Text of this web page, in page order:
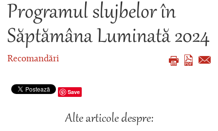
Programul slujbelor în
Săptămâna Luminată 2024
Recomandări
Save
Alte articole despre: